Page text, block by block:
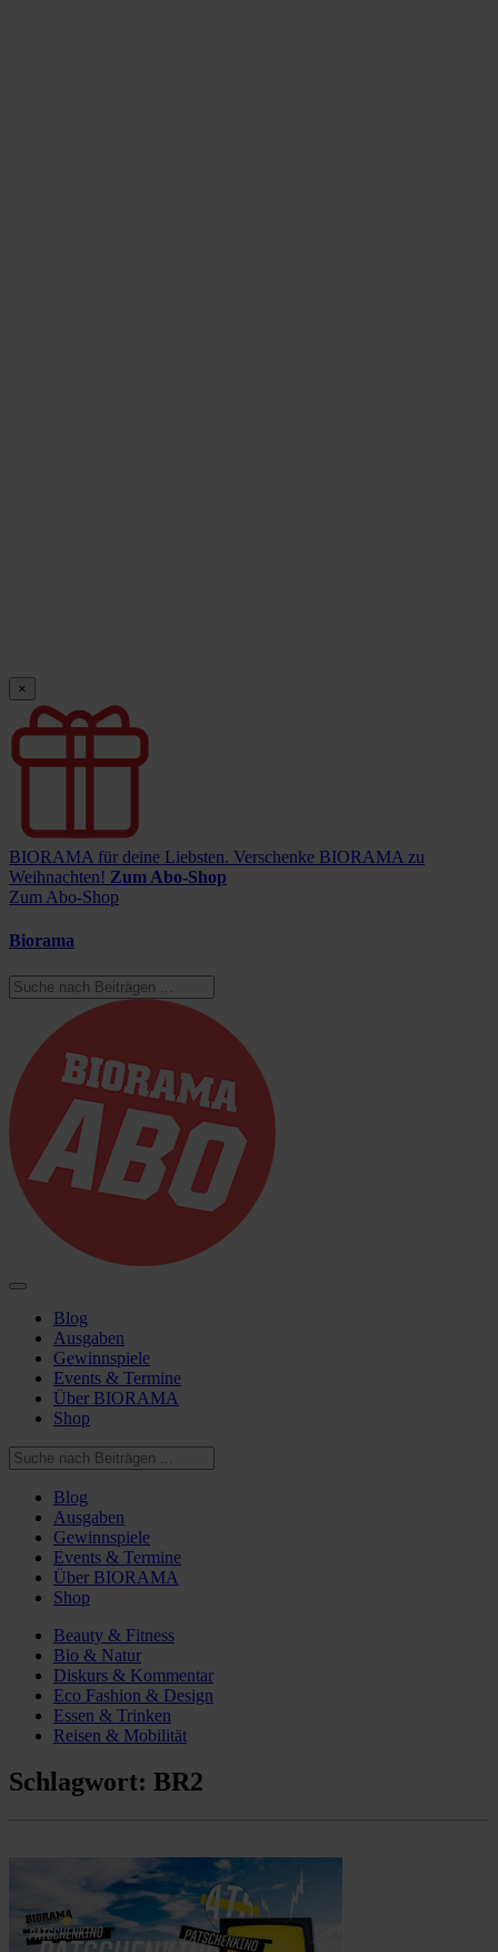
×
BIORAMA für deine Liebsten. Verschenke BIORAMA zu
Weihnachten! Zum Abo-Shop
Zum Abo-Shop
Biorama
Blog
Ausgaben
Gewinnspiele
Events & Termine
Über BIORAMA
Shop
Blog
Ausgaben
Gewinnspiele
Events & Termine
Über BIORAMA
Shop
Beauty & Fitness
Bio & Natur
Diskurs & Kommentar
Eco Fashion & Design
Essen & Trinken
Reisen & Mobilität
Schlagwort: BR2